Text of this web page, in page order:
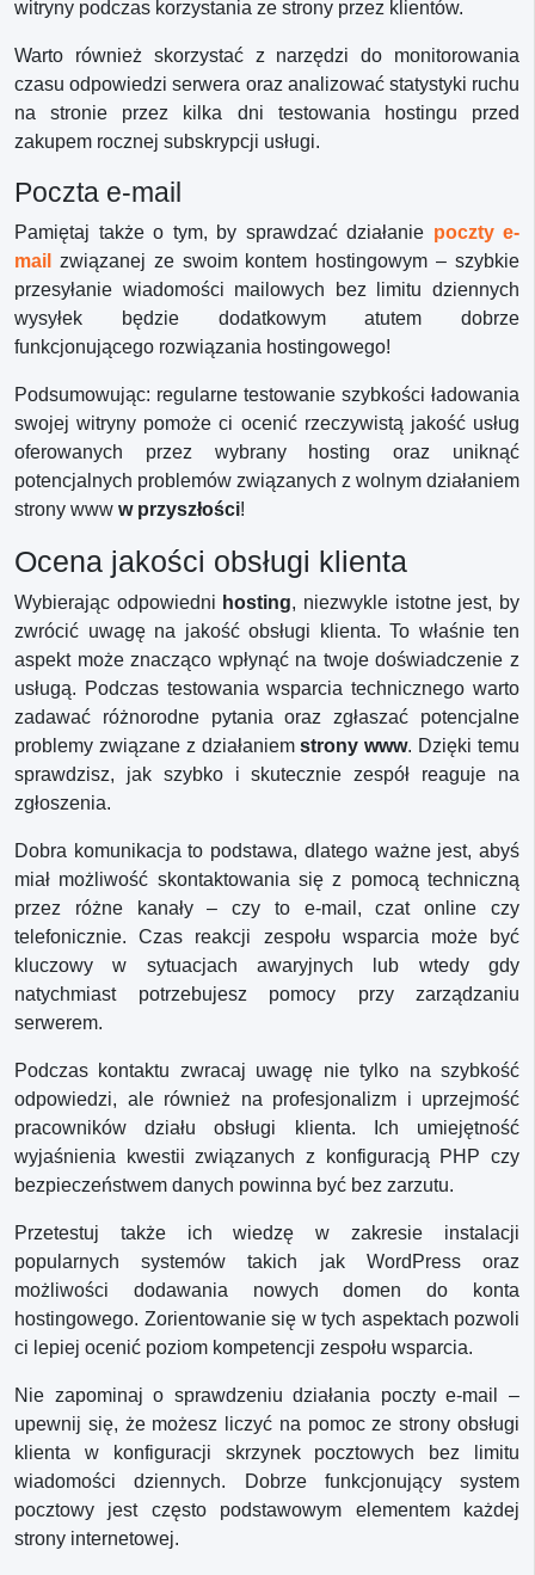
witryny podczas korzystania ze strony przez klientów.
Warto również skorzystać z narzędzi do monitorowania
czasu odpowiedzi serwera oraz analizować statystyki ruchu
na stronie przez kilka dni testowania hostingu przed
zakupem rocznej subskrypcji usługi.
Poczta e-mail
Pamiętaj także o tym, by sprawdzać działanie poczty e-
mail
związanej ze swoim kontem hostingowym – szybkie
przesyłanie wiadomości mailowych bez limitu dziennych
wysyłek będzie dodatkowym atutem dobrze
funkcjonującego rozwiązania hostingowego!
Podsumowując: regularne testowanie szybkości ładowania
swojej witryny pomoże ci ocenić rzeczywistą jakość usług
oferowanych przez wybrany hosting oraz uniknąć
potencjalnych problemów związanych z wolnym działaniem
strony www w przyszłości!
Ocena jakości obsługi klienta
Wybierając odpowiedni hosting, niezwykle istotne jest, by
zwrócić uwagę na jakość obsługi klienta. To właśnie ten
aspekt może znacząco wpłynąć na twoje doświadczenie z
usługą. Podczas testowania wsparcia technicznego warto
zadawać różnorodne pytania oraz zgłaszać potencjalne
problemy związane z działaniemstrony www. Dzięki temu
sprawdzisz, jak szybko i skutecznie zespół reaguje na
zgłoszenia.
Dobra komunikacja to podstawa, dlatego ważne jest, abyś
miał możliwość skontaktowania się z pomocą techniczną
przez różne kanały – czy to e-mail, czat online czy
telefonicznie. Czas reakcji zespołu wsparcia może być
kluczowy w sytuacjach awaryjnych lub wtedy gdy
natychmiast potrzebujesz pomocy przy zarządzaniu
serwerem.
Podczas kontaktu zwracaj uwagę nie tylko na szybkość
odpowiedzi, ale również na profesjonalizm i uprzejmość
pracowników działu obsługi klienta. Ich umiejętność
wyjaśnienia kwestii związanych z konfiguracją PHP czy
bezpieczeństwem danych powinna być bez zarzutu.
Przetestuj także ich wiedzę w zakresie instalacji
popularnych systemów takich jak WordPress oraz
możliwości dodawania nowych domen do konta
hostingowego. Zorientowanie się w tych aspektach pozwoli
ci lepiej ocenić poziom kompetencji zespołu wsparcia.
Nie zapominaj o sprawdzeniu działania poczty e-mail –
upewnij się, że możesz liczyć na pomoc ze strony obsługi
klienta w konfiguracji skrzynek pocztowych bez limitu
wiadomości dziennych. Dobrze funkcjonujący system
pocztowy jest często podstawowym elementem każdej
strony internetowej.